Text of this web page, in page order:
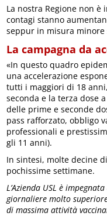
La nostra Regione non
contagi stanno
seppur in misura minore
La campagna da
«In questo quadro
una accelerazione
tutti i maggiori di 18
seconda e la terza dose
delle prime e seconde
pass rafforzato, obbligo
professionali e
gli 11 anni).
In sintesi, molte decine
pochissime settimane.
L’Azienda USL è
giornaliere molto
di massima attività